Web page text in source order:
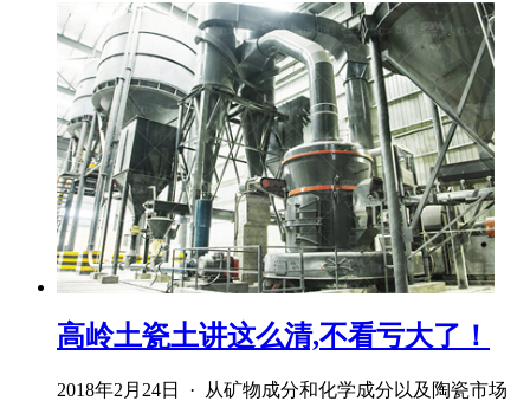
高岭土瓷土讲这么清,不看亏大了！
2018年2月24日 · 从矿物成分和化学成分以及陶瓷市场